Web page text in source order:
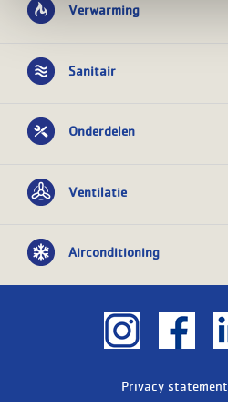
Verwarming
Sanitair
Onderdelen
Ventilatie
Airconditioning
Privacy statement